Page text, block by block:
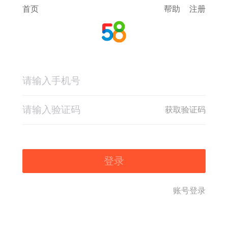
首页 帮助 注册
获取验证码
登录
账号登录